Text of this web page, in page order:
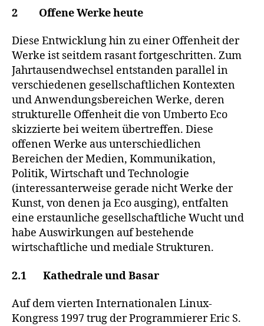
2 Offene Werke heute
Diese Entwicklung hin zu einer Offenheit der
Werke ist seitdem rasant fortgeschritten. Zum
Jahrtausendwechsel entstanden parallel in
verschiedenen gesellschaftlichen Kontexten
und Anwendungsbereichen Werke, deren
strukturelle Offenheit die von Umberto Eco
skizzierte bei weitem übertreffen. Diese
offenen Werke aus unterschiedlichen
Bereichen der Medien, Kommunikation,
Politik, Wirtschaft und Technologie
(interessanterweise gerade nicht Werke der
Kunst, von denen ja Eco ausging), entfalten
eine erstaunliche gesellschaftliche Wucht und
habe Auswirkungen auf bestehende
wirtschaftliche und mediale Strukturen.
2.1 Kathedrale und Basar
Auf dem vierten Internationalen Linux-
Kongress 1997 trug der Programmierer Eric S.